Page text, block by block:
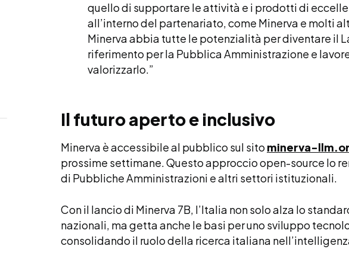
quello di supportare le attività e i prodotti di
all’interno del partenariato, come Minerva e molti
Minerva abbia tutte le potenzialità per diventare il
riferimento per la Pubblica Amministrazione e
valorizzarlo.”
Il futuro aperto e inclusivo
Minerva è accessibile al pubblico sul sito minerva-
prossime settimane. Questo approccio open-source lo
di Pubbliche Amministrazioni e altri settori istituzionali.
Con il lancio di Minerva 7B, l’Italia non solo alza lo
nazionali, ma getta anche le basi per uno sviluppo
consolidando il ruolo della ricerca italiana